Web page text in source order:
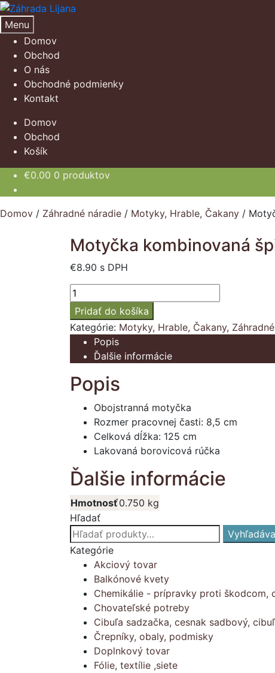
Preskočiť
na
navigáciu
Preskočiť
na
obsah
Menu
Domov
Obchod
O nás
Obchodné podmienky
Kontakt
Domov
Obchod
Košík
€0.00 0 produktov
Domov / Záhradné náradie / Motyky, Hrable, Čakany /
Motyčka kombinovaná
€8.90 s DPH
množstvo
Motyčka
kombinovaná
špicatá
8,5
cm
-
drevenná
lakovaná
násada
BIG
Pridať do košíka
Kategórie: Motyky, Hrable, Čakany,
Popis
Ďalšie informácie
Popis
Obojstranná motyčka
Rozmer pracovnej časti: 8,5 cm
Celková dĺžka: 125 cm
Lakovaná borovicová rúčka
Ďalšie informácie
Hmotnosť0.750 kg
Hľadať
Hľadať:
Kategórie
Akciový tovar
Balkónové kvety
Chemikálie - prípravky proti škodcom,
Chovateľské potreby
Cibuľa sadzačka, cesnak sadbový,
Črepníky, obaly, podmisky
Doplnkový tovar
Fólie, textílie ,siete